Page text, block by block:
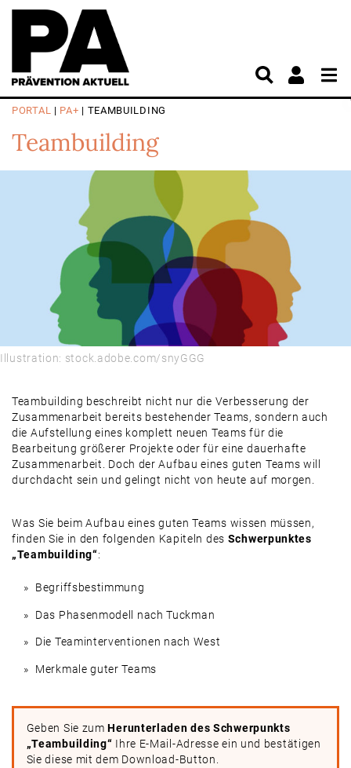
PORTAL | PA+ | TEAMBUILDING
Teambuilding
Illustration: stock.adobe.com/snyGGG
Teambuilding beschreibt nicht nur die Verbesserung der
Zusammenarbeit bereits bestehender Teams, sondern auch
die Aufstellung eines komplett neuen Teams für die
Bearbeitung größerer Projekte oder für eine dauerhafte
Zusammenarbeit. Doch der Aufbau eines guten Teams will
durchdacht sein und gelingt nicht von heute auf morgen.
Was Sie beim Aufbau eines guten Teams wissen müssen,
finden Sie in den folgenden Kapiteln des Schwerpunktes
„Teambuilding“:
Begriffsbestimmung
Das Phasenmodell nach Tuckman
Die Teaminterventionen nach West
Merkmale guter Teams
Geben Sie zumHerunterladen des Schwerpunkts
„Teambuilding“ Ihre E-Mail-Adresse ein und bestätigen
Sie diese mit dem Download-Button.